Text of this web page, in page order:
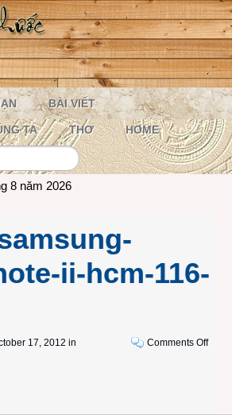
BÀI VIẾT
TA THƠ HOME
8 năm 2026
ii-hcm-116-
17, 2012 in Comments Offon